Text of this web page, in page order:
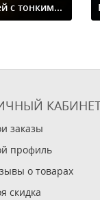
с тонким...
заказы
профиль
о товарах
скидка